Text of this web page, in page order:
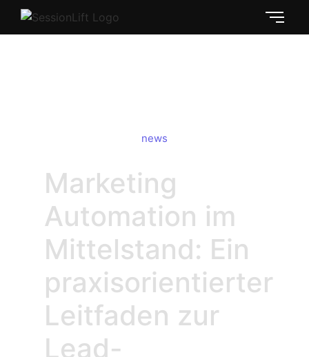
news
Marketing
Automation im
Mittelstand: Ein
praxisorientierter
Leitfaden zur
Lead-